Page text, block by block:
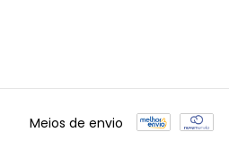
Meios de envio